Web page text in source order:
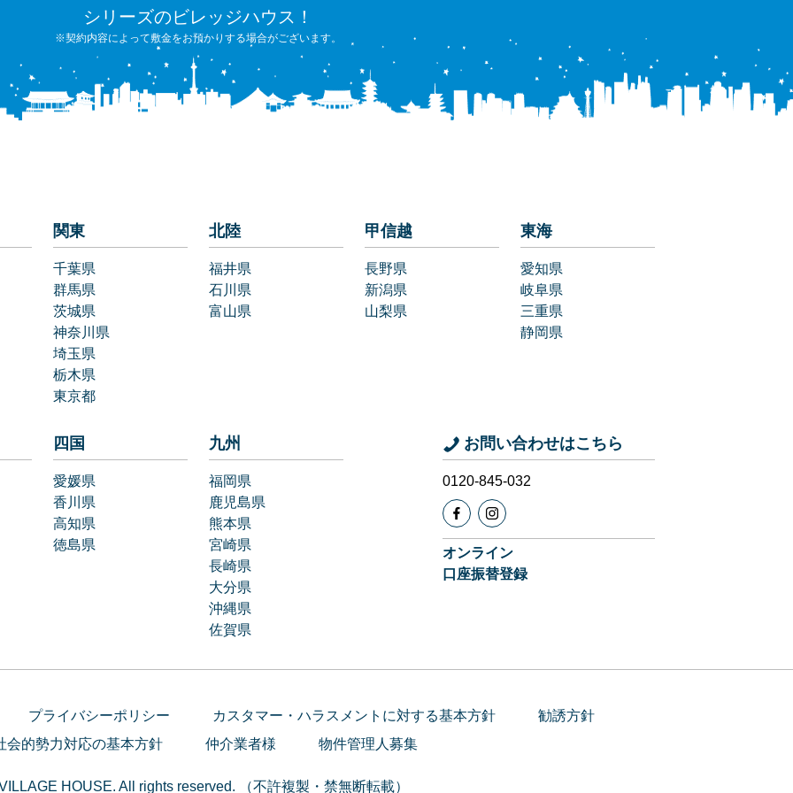
シリーズのビレッジハウス！
※契約内容によって敷金をお預かりする場合がございます。
関東
千葉県
群馬県
茨城県
神奈川県
埼玉県
栃木県
東京都
北陸
福井県
石川県
富山県
甲信越
長野県
新潟県
山梨県
東海
愛知県
岐阜県
三重県
静岡県
四国
愛媛県
香川県
高知県
徳島県
九州
福岡県
鹿児島県
熊本県
宮崎県
長崎県
大分県
沖縄県
佐賀県
お問い合わせはこちら
0120-845-032
オンライン
口座振替登録
プライバシーポリシー カスタマー・ハラスメントに対する基本方針
勧誘方針
会的勢力対応の基本方針
仲介業者様 物件管理人募集
HOUSE. All rights reserved. （不許複製・禁無断転載）